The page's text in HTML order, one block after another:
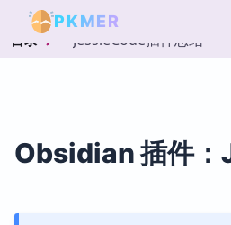
PKMER
目录 JessieCode插件总结
Obsidian 插件